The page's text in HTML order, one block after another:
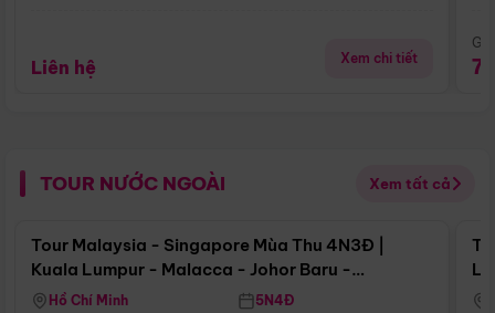
Liên hệ Xem chi tiết
TOUR NƯỚC NGOÀI Xem tất cả
Điểm nổi bật
Tour Malaysia - Singapore Mùa Thu 4N3Đ |
Kuala Lumpur - Malacca - Johor Baru -
Singapore
Hồ Chí Minh 5N4Đ